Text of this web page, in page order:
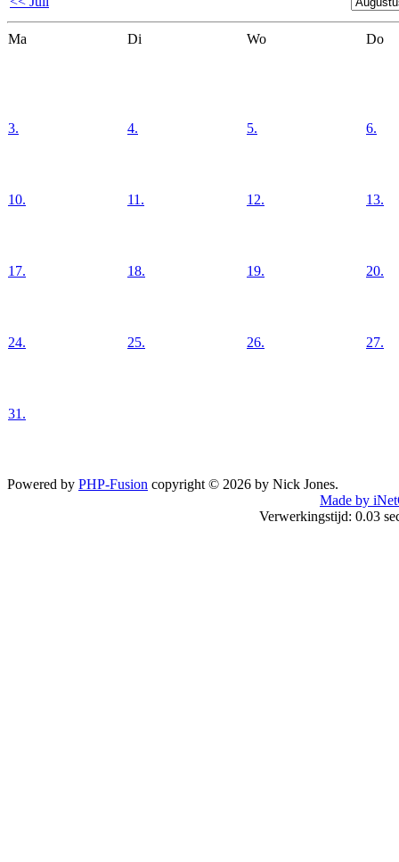
Ma Di Wo Do
3. 4. 5. 6.
10. 11. 12. 13.
17. 18. 19. 20.
24. 25. 26. 27.
31.
Powered by PHP-Fusion copyright © 2026 by Nick Jones.
Made by
Verwerkingstijd: 0.03